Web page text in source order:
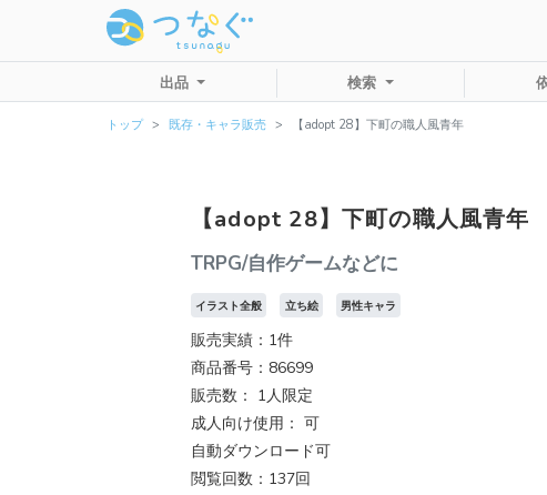
出品 検索
トップ 既存・キャラ販売 【adopt 28】下町の職人風青年
【adopt 28】下町の職人風青年
TRPG/自作ゲームなどに
イラスト全般 立ち絵 男性キャラ
販売実績：1件
商品番号：86699
販売数： 1人限定
成人向け使用： 可
自動ダウンロード可
閲覧回数：137回